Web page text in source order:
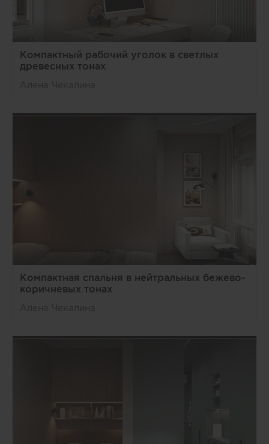
Компактный рабочий уголок в светлых
древесных тонах
Компактная спальня в нейтральных бежево-
коричневых тонах